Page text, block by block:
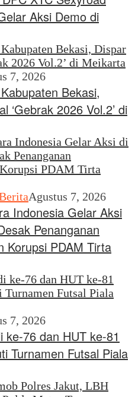
Aksi Demo di
7, 2026
Bekasi,
‘Gebrak 2026 Vol.2’ di
Agustus 7, 2026
Indonesia Gelar Aksi
Penanganan
Korupsi PDAM Tirta
7, 2026
ke-76 dan HUT ke-81
Turnamen Futsal Piala